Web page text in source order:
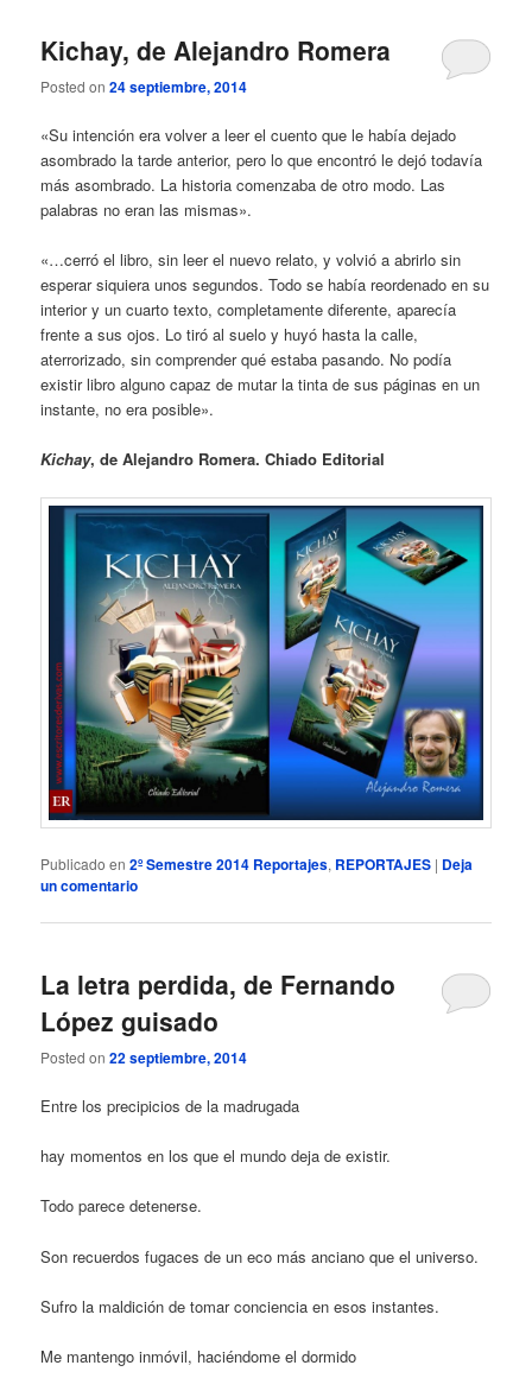
Kichay, de Alejandro Romera
Posted on24 septiembre, 2014
«Su intención era volver a leer el cuento que le había dejado
asombrado la tarde anterior, pero lo que encontró le dejó todavía
más asombrado. La historia comenzaba de otro modo. Las
palabras no eran las mismas».
«…cerró el libro, sin leer el nuevo relato, y volvió a abrirlo sin
esperar siquiera unos segundos. Todo se había reordenado en su
interior y un cuarto texto, completamente diferente, aparecía
frente a sus ojos. Lo tiró al suelo y huyó hasta la calle,
aterrorizado, sin comprender qué estaba pasando. No podía
existir libro alguno capaz de mutar la tinta de sus páginas en un
instante, no era posible».
Kichay, de Alejandro Romera. Chiado Editorial
Publicado en 2º Semestre 2014 Reportajes, REPORTAJES | Deja
un comentario
La letra perdida, de Fernando
López guisado
Posted on22 septiembre, 2014
Entre los precipicios de la madrugada
hay momentos en los que el mundo deja de existir.
Todo parece detenerse.
Son recuerdos fugaces de un eco más anciano que el universo.
Sufro la maldición de tomar conciencia en esos instantes.
Me mantengo inmóvil, haciéndome el dormido